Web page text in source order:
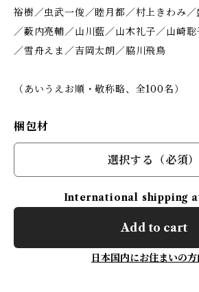
裕樹／虫武一俊／睦月都／村上きわみ
／藪内亮輔／山川藍／山木礼子／山崎
／雪舟えま／吉岡太朗／脇川飛鳥
（あいうえお順・敬称略、全100名）
梱包材
選択する（必須）
International shipping
Add to cart
日本国内にお住まいの方